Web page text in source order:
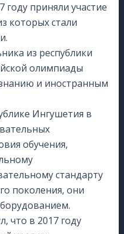
году приняли участие
которых стали
из республики
олимпиады
и иностранным
Ингушетия в
обучения,
стандарту
поколения, они
что в 2017 году